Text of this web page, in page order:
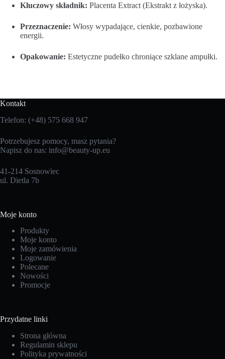
Kluczowy składnik: Placenta Extract (Ekstrakt z łożyska).
Przeznaczenie: Włosy wypadające, cienkie, pozbawione
energii.
Opakowanie: Estetyczne pudełko chroniące szklane ampułki.
Kontakt
Telefon: (+48) 575 668 947
Potrzebujesz pomocy, masz pytania?
Napisz do nas: info@beauty-up.eu
41-214 Sosnowiec
ul. Dietla 7b
Moje konto
Produkty
Moje konto
Moje zamówienia
Logowanie
Polecane
Nowości
Promocje
Przydatne linki
Strona główna
Regulamin sklepu
Polityka prywatności